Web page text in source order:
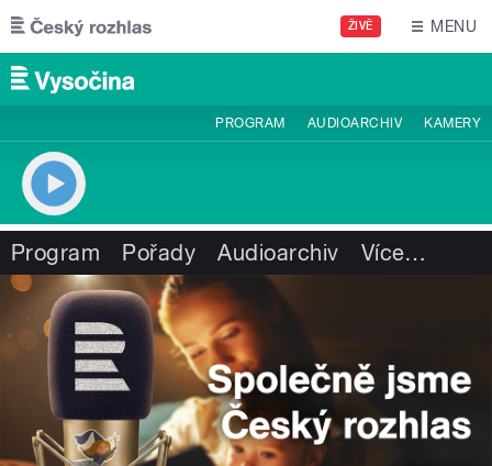
Přejít k hlavnímu obsahu
ŽIVĚ MENU
PROGRAM AUDIOARCHIV KAMERY
Program Pořady Audioarchiv Více…